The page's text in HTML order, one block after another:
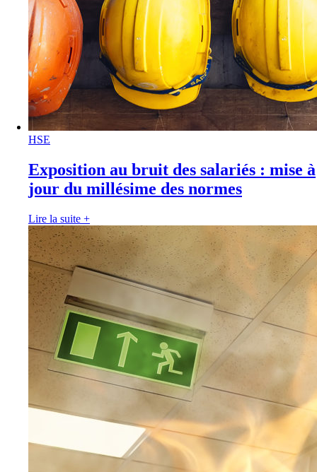
HSE
Exposition au bruit des salariés : mise à
jour du millésime des normes
Lire la suite +